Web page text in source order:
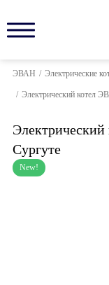
ЭВАН / Электрические
/ Электрический котел
Сургуте
New!